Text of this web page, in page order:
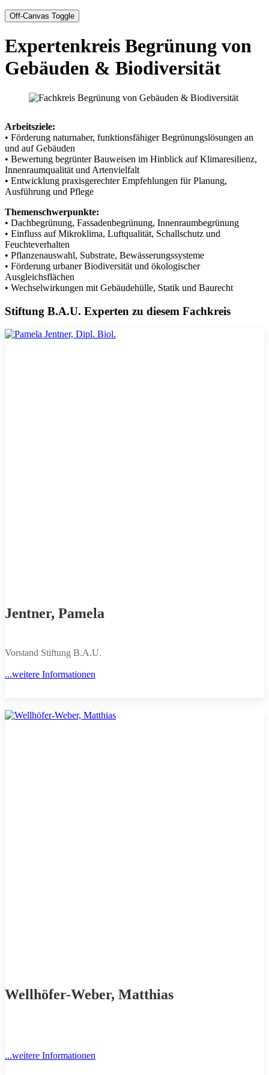
Off-Canvas Toggle
Expertenkreis Begrünung von
Gebäuden & Biodiversität
Arbeitsziele:
• Förderung naturnaher, funktionsfähiger Begrünungslösungen an
und auf Gebäuden
• Bewertung begrünter Bauweisen im Hinblick auf Klimaresilienz,
Innenraumqualität und Artenvielfalt
• Entwicklung praxisgerechter Empfehlungen für Planung,
Ausführung und Pflege
Themenschwerpunkte:
• Dachbegrünung, Fassadenbegrünung, Innenraumbegrünung
• Einfluss auf Mikroklima, Luftqualität, Schallschutz und
Feuchteverhalten
• Pflanzenauswahl, Substrate, Bewässerungssysteme
• Förderung urbaner Biodiversität und ökologischer
Ausgleichsflächen
• Wechselwirkungen mit Gebäudehülle, Statik und Baurecht
Stiftung B.A.U. Experten zu diesem Fachkreis
Jentner, Pamela
Vorstand Stiftung B.A.U.
...weitere Informationen
Wellhöfer-Weber, Matthias
...weitere Informationen